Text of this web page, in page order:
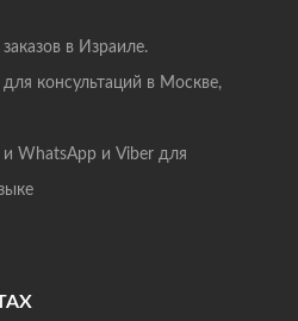
в Израиле.
консультаций в Москве,
WhatsApp и Viber для